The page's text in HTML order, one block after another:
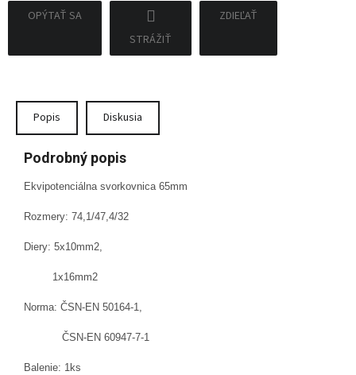
OPÝTAŤ SA
STRÁŽIŤ
ZDIEĽAŤ
Popis Diskusia
Podrobný popis
Ekvipotenciálna svorkovnica 65mm
Rozmery: 74,1/47,4/32
Diery: 5x10mm2,
1x16mm2
Norma: ČSN-EN 50164-1,
ČSN-EN 60947-7-1
Balenie: 1ks